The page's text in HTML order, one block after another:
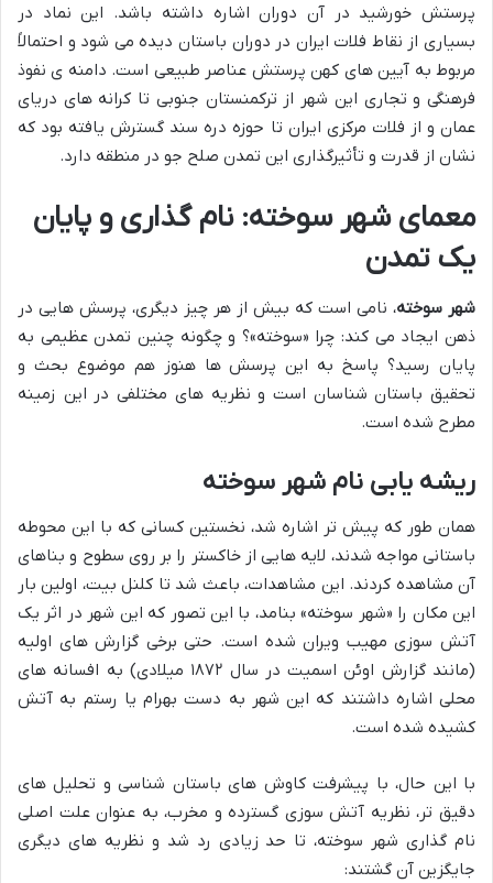
پرستش خورشید در آن دوران اشاره داشته باشد. این نماد در
بسیاری از نقاط فلات ایران در دوران باستان دیده می شود و احتمالاً
مربوط به آیین های کهن پرستش عناصر طبیعی است. دامنه ی نفوذ
فرهنگی و تجاری این شهر از ترکمنستان جنوبی تا کرانه های دریای
عمان و از فلات مرکزی ایران تا حوزه دره سند گسترش یافته بود که
نشان از قدرت و تأثیرگذاری این تمدن صلح جو در منطقه دارد.
معمای شهر سوخته: نام گذاری و پایان
یک تمدن
شهر سوخته، نامی است که بیش از هر چیز دیگری، پرسش هایی در
ذهن ایجاد می کند: چرا «سوخته»؟ و چگونه چنین تمدن عظیمی به
پایان رسید؟ پاسخ به این پرسش ها هنوز هم موضوع بحث و
تحقیق باستان شناسان است و نظریه های مختلفی در این زمینه
مطرح شده است.
ریشه یابی نام شهر سوخته
همان طور که پیش تر اشاره شد، نخستین کسانی که با این محوطه
باستانی مواجه شدند، لایه هایی از خاکستر را بر روی سطوح و بناهای
آن مشاهده کردند. این مشاهدات، باعث شد تا کلنل بیت، اولین بار
این مکان را «شهر سوخته» بنامد، با این تصور که این شهر در اثر یک
آتش سوزی مهیب ویران شده است. حتی برخی گزارش های اولیه
(مانند گزارش اوئن اسمیت در سال ۱۸۷۲ میلادی) به افسانه های
محلی اشاره داشتند که این شهر به دست بهرام یا رستم به آتش
کشیده شده است.
با این حال، با پیشرفت کاوش های باستان شناسی و تحلیل های
دقیق تر، نظریه آتش سوزی گسترده و مخرب، به عنوان علت اصلی
نام گذاری شهر سوخته، تا حد زیادی رد شد و نظریه های دیگری
جایگزین آن گشتند: